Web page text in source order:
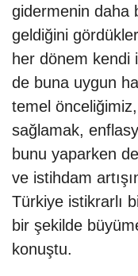
gidermenin daha
geldiğini
her dönem kendi
de buna uygun
temel
sağlamak,
bunu yaparken
ve istihdam
Türkiye istikrarlı
bir şekilde
konuştu.